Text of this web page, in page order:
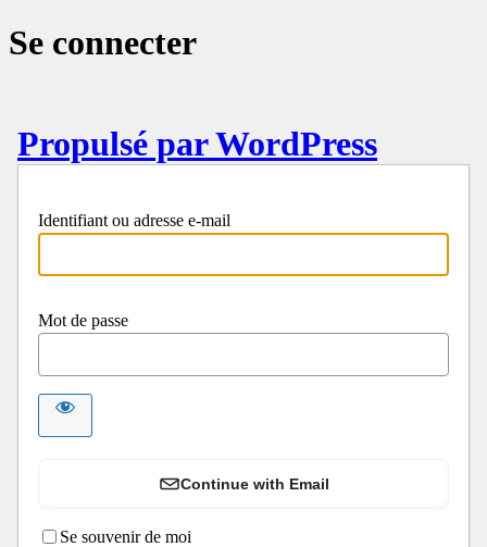
Se connecter
Propulsé par WordPress
Identifiant ou adresse e-mail
Mot de passe
Continue with Email
Se souvenir de moi